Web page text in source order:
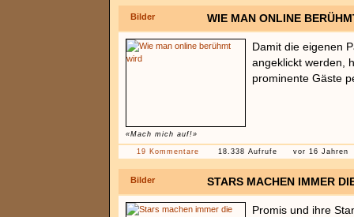
Bilder WIE MAN ONLINE
«Mach mich auf!»
Damit die eigenen
angeklickt werden,
prominente Gäste
19 Kommentare 18.338 Aufrufe vor 16 Jahren
Bilder STARS MACHEN IMMER
Promis und ihre